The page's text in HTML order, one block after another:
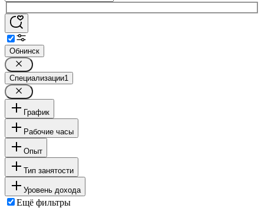
Обнинск
Специализации1
График
Рабочие часы
Опыт
Тип занятости
Уровень дохода
Ещё фильтры